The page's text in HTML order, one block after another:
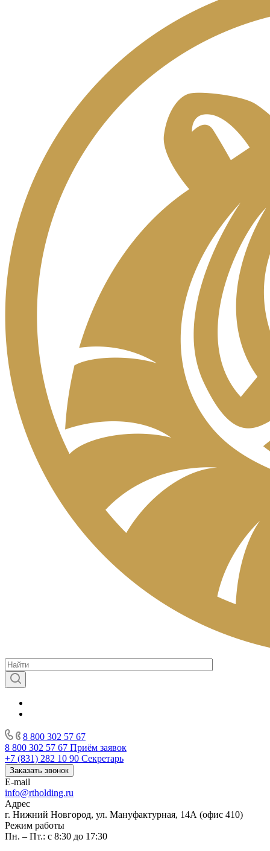
8 800 302 57 67
8 800 302 57 67 Приём заявок
+7 (831) 282 10 90 Секретарь
Заказать звонок
E-mail
info@rtholding.ru
Адрес
г. Нижний Новгород, ул. Мануфактурная, 14А (офис 410)
Режим работы
Пн. – Пт.: с 8:30 до 17:30